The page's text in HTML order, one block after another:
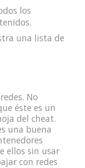
los
una lista de
No
éste es un
del cheat.
una buena
ellos sin usar
con redes